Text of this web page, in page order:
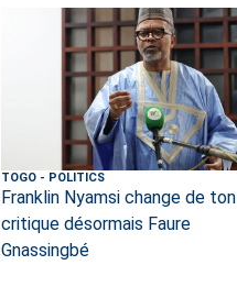
TOGO- POLITICS
Franklin Nyamsi change de
critique désormais Faure
Gnassingbé